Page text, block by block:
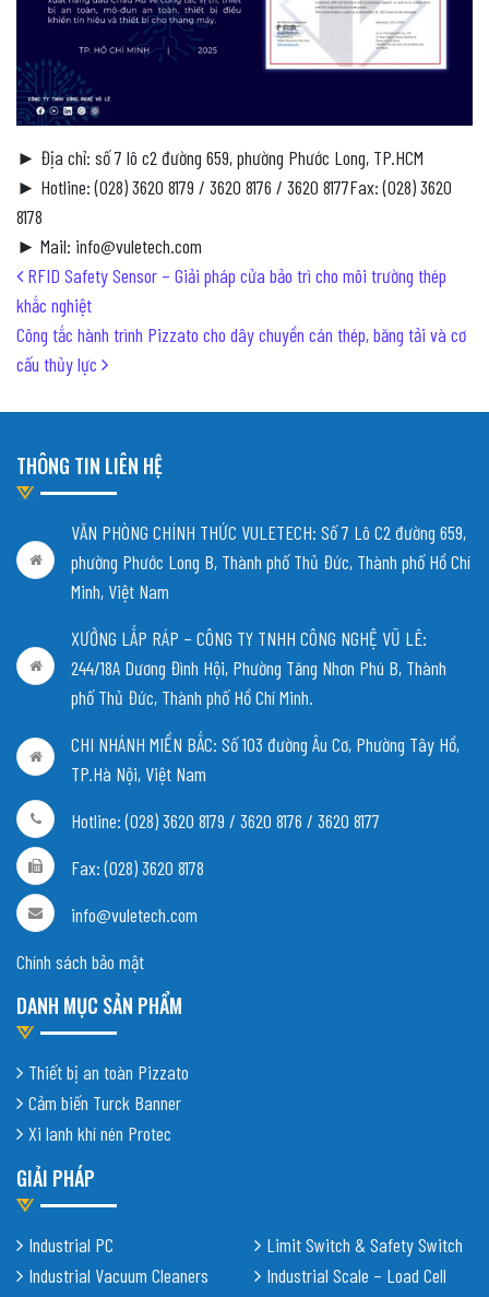
► Địa chỉ: số 7 lô c2 đường 659, phường Phước Long, TP.HCM
► Hotline: (028) 3620 8179 / 3620 8176 / 3620 8177Fax: (028) 3620
8178
► Mail: info@vuletech.com
Post navigation
RFID Safety Sensor – Giải pháp cửa bảo trì cho môi trường thép
khắc nghiệt
Công tắc hành trình Pizzato cho dây chuyền cán thép, băng tải và cơ
cấu thủy lực
THÔNG TIN LIÊN HỆ
VĂN PHÒNG CHÍNH THỨC VULETECH: Số 7 Lô C2 đường 659,
phường Phước Long B, Thành phố Thủ Đức, Thành phố Hồ Chí
Minh, Việt Nam
XƯỞNG LẮP RÁP – CÔNG TY TNHH CÔNG NGHỆ VŨ LÊ:
244/18A Dương Đình Hội, Phường Tăng Nhơn Phú B, Thành
phố Thủ Đức, Thành phố Hồ Chí Minh.
CHI NHÁNH MIỀN BẮC: Số 103 đường Âu Cơ, Phường Tây Hồ,
TP.Hà Nội, Việt Nam
Hotline: (028) 3620 8179 / 3620 8176 / 3620 8177
Fax: (028) 3620 8178
info@vuletech.com
Chính sách bảo mật
DANH MỤC SẢN PHẨM
Thiết bị an toàn Pizzato
Cảm biến Turck Banner
Xi lanh khí nén Protec
GIẢI PHÁP
Industrial PC
Industrial Vacuum Cleaners
Limit Switch & Safety Switch
Industrial Scale – Load Cell